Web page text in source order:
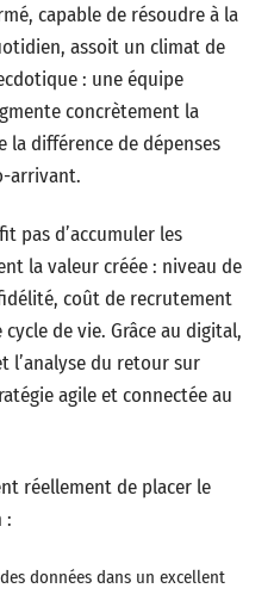
capable de résoudre à la
assoit un climat de
: une équipe
concrètement la
différence de dépenses
arrivant.
pas d’accumuler les
la valeur créée : niveau de
coût de recrutement
de vie. Grâce au digital,
l’analyse du retour sur
agile et connectée au
réellement de placer le
:
données dans un excellent